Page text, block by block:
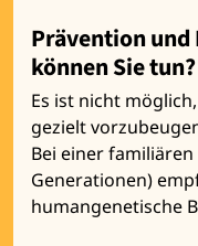
Prävention und
können Sie tun?
Es ist nicht
gezielt
Bei einer
Generationen)
humangenetische